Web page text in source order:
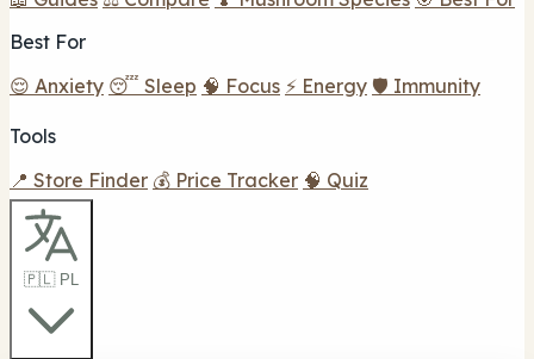
Best For
😌 Anxiety 😴 Sleep 🧠 Focus ⚡ Energy 🛡️ Immunity
Tools
📍 Store Finder 💰 Price Tracker 🧠 Quiz
🇵🇱 PL